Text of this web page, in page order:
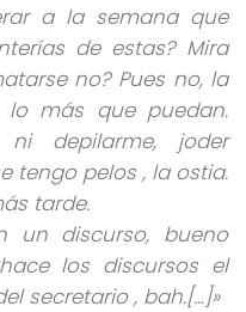
a la semana que
de estas? Mira
no? Pues no, la
más que puedan.
depilarme, joder
tengo pelos , la ostia.
tarde.
un discurso, bueno
los discursos el
secretario , bah.[…]»